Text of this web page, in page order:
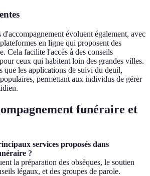
évoluent également, avec
en ligne qui proposent des
Cela facilite l'accès à des conseils
ceux qui habitent loin des grandes villes.
que les applications de suivi du deuil,
permettant aux individus de gérer
funéraire et
services proposés dans
?
la préparation des obsèques, le soutien
légaux, et des groupes de parole.